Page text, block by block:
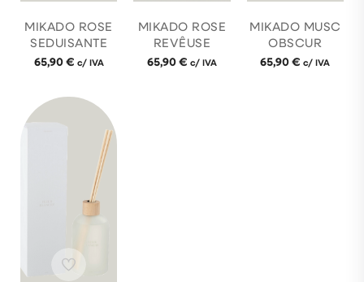
MIKADO ROSE
SEDUISANTE
65,90€ c/ IVA
MIKADO ROSE
REVÊUSE
65,90€ c/ IVA
MIKADO MUSC
OBSCUR
65,90€ c/ IVA